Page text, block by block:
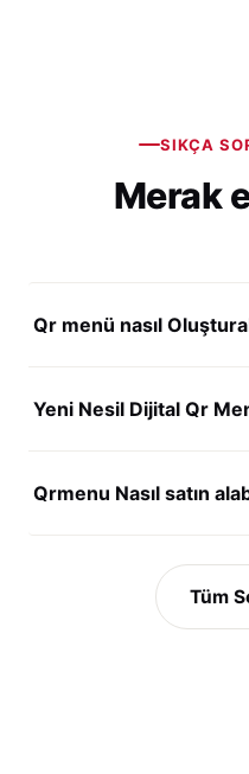
SIKÇA
Merak
Qr menü nasıl
Yeni Nesil Dijital Qr
Qrmenu Nasıl satın
Tüm